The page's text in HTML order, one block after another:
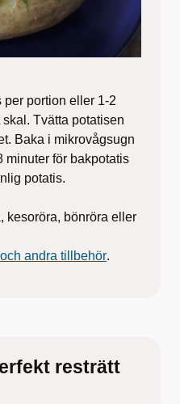
portion eller 1-2
Tvätta potatisen
Baka i mikrovågsugn
minuter för bakpotatis
potatis.
kesoröra, bönröra eller
andra tillbehör.
resträtt